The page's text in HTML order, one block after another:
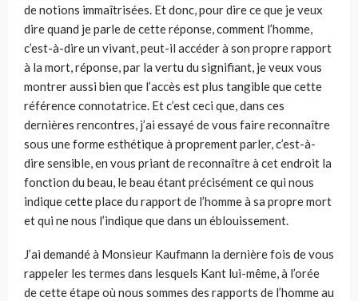
de notions immaîtrisées. Et donc, pour dire ce que je veux
dire quand je parle de cette réponse, comment l’homme,
c’est-à-dire un vivant, peut-il accéder à son propre rapport
à la mort, réponse, par la vertu du signifiant, je veux vous
montrer aussi bien que l’accès est plus tangible que cette
référence connotatrice. Et c’est ceci que, dans ces
dernières rencontres, j’ai essayé de vous faire reconnaître
sous une forme esthétique à proprement parler, c’est-à-
dire sensible, en vous priant de reconnaître à cet endroit la
fonction du beau, le beau étant précisément ce qui nous
indique cette place du rapport de l’homme à sa propre mort
et qui ne nous l’indique que dans un éblouissement.
J’ai demandé à Monsieur Kaufmann la dernière fois de vous
rappeler les termes dans lesquels Kant lui-même, à l’orée
de cette étape où nous sommes des rapports de l’homme au